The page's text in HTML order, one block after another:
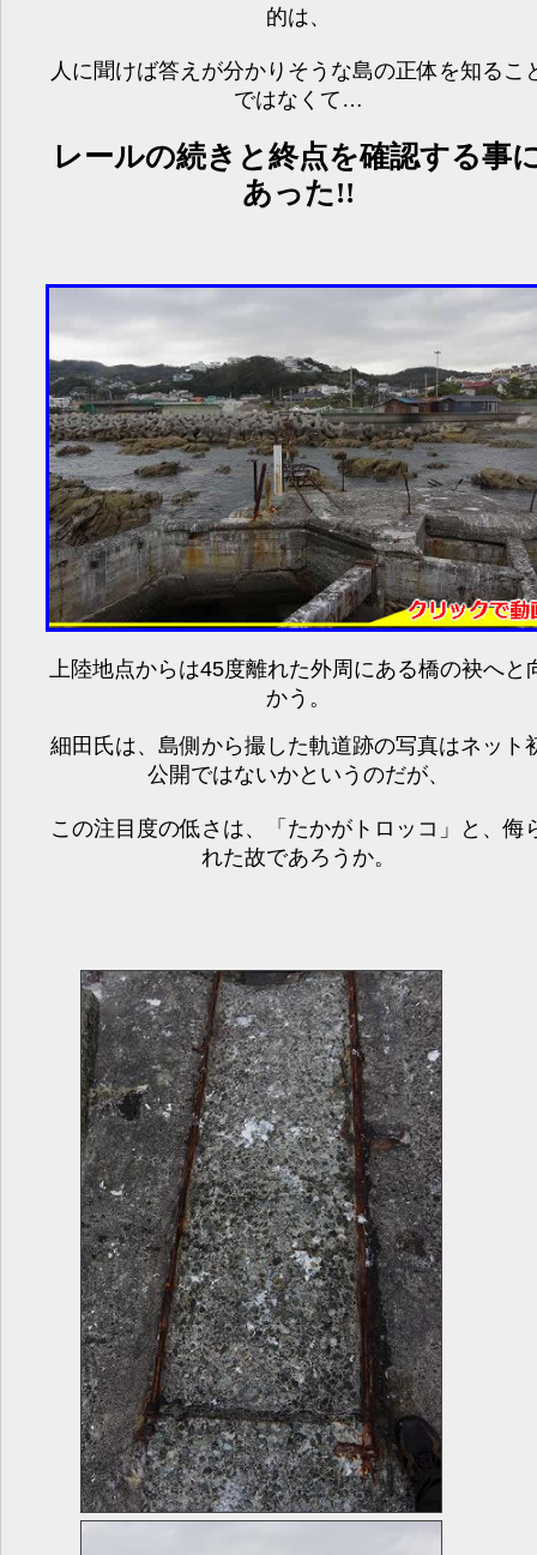
的は、
人に聞けば答えが分かりそうな島の正体を知るこ
ではなくて…
レールの続きと終点を確認する事
あった!!
上陸地点からは45度離れた外周にある橋の袂へと
かう。
細田氏は、島側から撮した軌道跡の写真はネット
公開ではないかというのだが、
この注目度の低さは、「たかがトロッコ」と、侮
れた故であろうか。